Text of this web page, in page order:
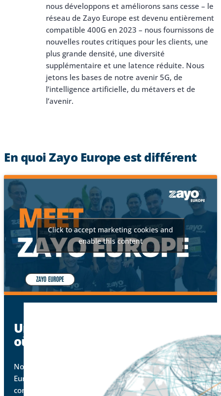
nous développons et améliorons sans cesse – le
réseau de Zayo Europe est devenu entièrement
compatible 400G en 2023 – nous fournissons de
nouvelles routes critiques pour les clients, une
plus grande densité, une diversité
supplémentaire et une latence réduite. Nous
jetons les bases de notre avenir 5G, de
l’intelligence artificielle, du métavers et de
l’avenir.
En quoi Zayo Europe est différent
Click to accept marketing cookies and
enable this content
Un réseau prêt pour l'avenir, là
où vous en avez besoin.
Nos réseaux étendus, profonds et diversifiés en
Europe et en Amérique du Nord comprennent une
connectivité métropolitaine étendue, des solutions de